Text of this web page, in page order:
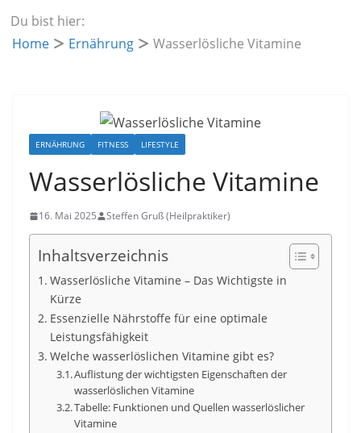
Du bist hier:
Home
Ernährung Wasserlösliche Vitamine
ERNÄHRUNG FITNESS LIFESTYLE
Wasserlösliche Vitamine
16. Mai 2025 Steffen Gruß (Heilpraktiker)
Inhaltsverzeichnis
Wasserlösliche Vitamine – Das Wichtigste in
Kürze
Essenzielle Nährstoffe für eine optimale
Leistungsfähigkeit
Welche wasserlöslichen Vitamine gibt es?
Auflistung der wichtigsten Eigenschaften der
wasserlöslichen Vitamine
Tabelle: Funktionen und Quellen wasserlöslicher
Vitamine